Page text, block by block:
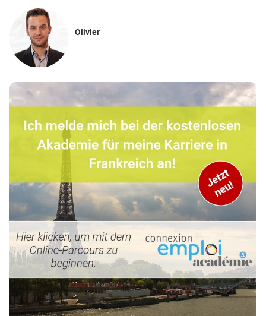
Olivier